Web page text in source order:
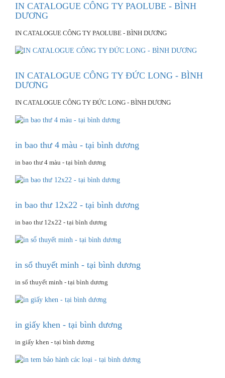
IN CATALOGUE CÔNG TY PAOLUBE - BÌNH
DƯƠNG
IN CATALOGUE CÔNG TY PAOLUBE - BÌNH DƯƠNG
IN CATALOGUE CÔNG TY ĐỨC LONG - BÌNH
DƯƠNG
IN CATALOGUE CÔNG TY ĐỨC LONG - BÌNH DƯƠNG
in bao thư 4 màu - tại bình dương
in bao thư 4 màu - tại bình dương
in bao thư 12x22 - tại bình dương
in bao thư 12x22 - tại bình dương
in sổ thuyết minh - tại bình dương
in sổ thuyết minh - tại bình dương
in giấy khen - tại bình dương
in giấy khen - tại bình dương